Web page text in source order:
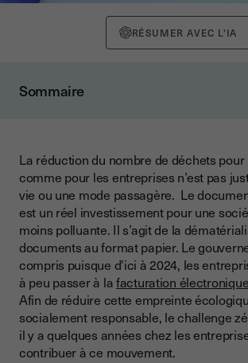
RÉSUMER AVEC L'IA
Sommaire
Comment engager cette
La dématérialisation: Un enjeu
La dématérialisation: Une prise de
l’écologie
La réduction du nombre de déchets
comme pour les entreprises n’est pas
vie ou une mode passagère. Le
est un réel investissement pour une
moins polluante. Il s’agit de la
documents au format papier. Le
compris puisque d'ici à 2024, les
à peu passer à lafacturation électronique
Afin de réduire cette empreinte
socialement responsable, le challenge
il y a quelques années chez les
contribuer à ce mouvement.